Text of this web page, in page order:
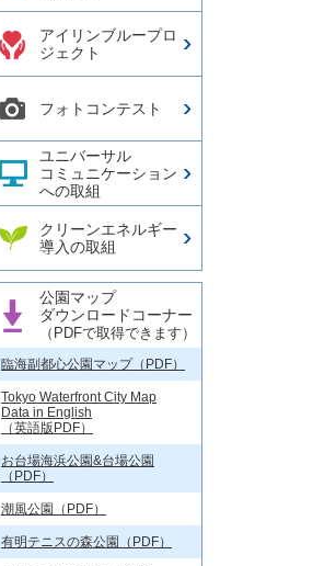
アイリンブループロ
ジェクト
フォトコンテスト
ユニバーサル
コミュニケーション
への取組
クリーンエネルギー
導入の取組
公園マップ
ダウンロードコーナー
（PDFで取得できます）
臨海副都心公園マップ（PDF）
Tokyo Waterfront City Map
Data in English
（英語版PDF）
お台場海浜公園&台場公園
（PDF）
潮風公園（PDF）
有明テニスの森公園（PDF）